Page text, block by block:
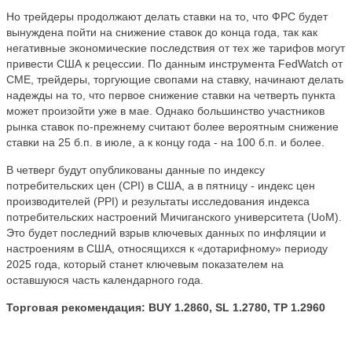
Но трейдеры продолжают делать ставки на то, что ФРС будет
вынуждена пойти на снижение ставок до конца года, так как
негативные экономические последствия от тех же тарифов могут
привести США к рецессии. По данным инструмента FedWatch от
CME, трейдеры, торгующие свопами на ставку, начинают делать
надежды на то, что первое снижение ставки на четверть пункта
может произойти уже в мае. Однако большинство участников
рынка ставок по-прежнему считают более вероятным снижение
ставки на 25 б.п. в июле, а к концу года - на 100 б.п. и более.
В четверг будут опубликованы данные по индексу
потребительских цен (CPI) в США, а в пятницу - индекс цен
производителей (PPI) и результаты исследования индекса
потребительских настроений Мичиганского университета (UoM).
Это будет последний взрыв ключевых данных по инфляции и
настроениям в США, относящихся к «дотарифному» периоду
2025 года, который станет ключевым показателем на
оставшуюся часть календарного года.
Торговая рекомендация: BUY 1.2860, SL 1.2780, TP 1.2960